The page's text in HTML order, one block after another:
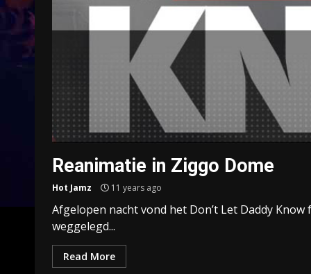
Reanimatie in Ziggo Dome
Hot Jamz 11 years ago
Afgelopen nacht vond het Don’t Let Daddy
weggelegd...
Read More